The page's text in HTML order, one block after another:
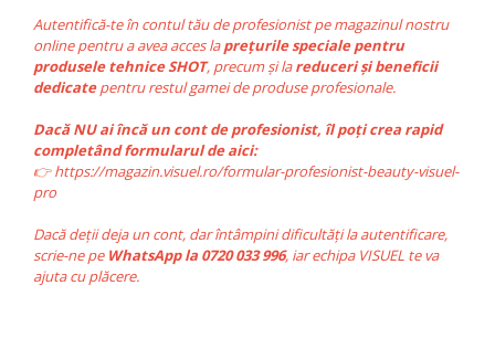
Autentifică-te în contul tău de profesionist pe magazinul nostru
online pentru a avea acces laprețurile speciale pentru
produsele tehnice SHOT, precum și lareduceri și beneficii
dedicatepentru restul gamei de produse profesionale.
Dacă NU ai încă un cont de profesionist, îl poți crea rapid
completând formularul de aici:
👉 https://magazin.visuel.ro/formular-profesionist-beauty-visuel-
pro
Dacă deții deja un cont, dar întâmpini dificultăți la autentificare,
scrie-ne pe WhatsApp la 0720 033 996, iar echipa VISUEL te va
ajuta cu plăcere.